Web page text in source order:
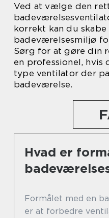
Ved at vælge den
korrekt kan du
badeværelsesmiljø
Sørg for at gøre din
en professionel, hvis
type ventilator der
badeværelse.
Hvad er
Formålet med en
er at forbedre